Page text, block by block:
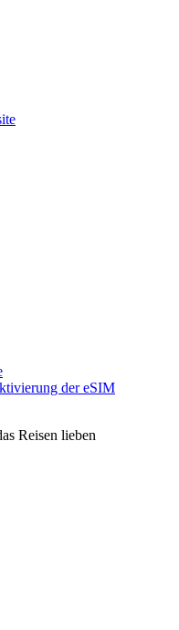
der eSIM
Reisen lieben